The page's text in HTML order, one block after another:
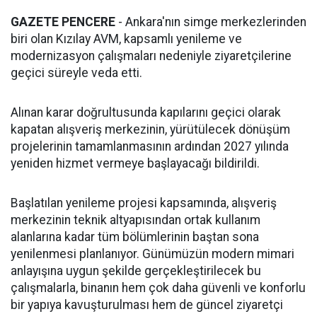
GAZETE PENCERE - Ankara'nın simge merkezlerinden
biri olan Kızılay AVM, kapsamlı yenileme ve
modernizasyon çalışmaları nedeniyle ziyaretçilerine
geçici süreyle veda etti.
Alınan karar doğrultusunda kapılarını geçici olarak
kapatan alışveriş merkezinin, yürütülecek dönüşüm
projelerinin tamamlanmasının ardından 2027 yılında
yeniden hizmet vermeye başlayacağı bildirildi.
Başlatılan yenileme projesi kapsamında, alışveriş
merkezinin teknik altyapısından ortak kullanım
alanlarına kadar tüm bölümlerinin baştan sona
yenilenmesi planlanıyor. Günümüzün modern mimari
anlayışına uygun şekilde gerçekleştirilecek bu
çalışmalarla, binanın hem çok daha güvenli ve konforlu
bir yapıya kavuşturulması hem de güncel ziyaretçi